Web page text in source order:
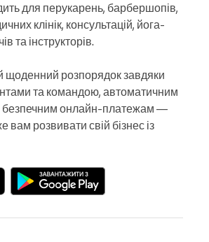
для перукарень, барбершопів,
клінік, консультацій, йога-
та інструкторів.
щоденний розпорядок завдяки
та командою, автоматичним
безпечним онлайн-платежам —
вам розвивати свій бізнес із